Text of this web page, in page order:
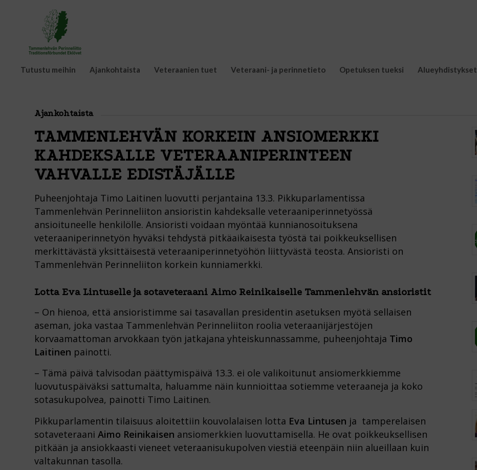
Tutustu meihin Ajankohtaista Veteraanien tuet Veteraani- ja perinnetieto Opetuksen tueksi Alueyhdistykset
Ajankohtaista
TAMMENLEHVÄN KORKEIN ANSIOMERKKI
KAHDEKSALLE VETERAANIPERINTEEN
VAHVALLE EDISTÄJÄLLE
Puheenjohtaja Timo Laitinen luovutti perjantaina 13.3. Pikkuparlamentissa
Tammenlehvän Perinneliiton ansioristin kahdeksalle veteraaniperinnetyössä
ansioituneelle henkilölle. Ansioristi voidaan myöntää kunnianosoituksena
veteraaniperinnetyön hyväksi tehdystä pitkäaikaisesta työstä tai poikkeuksellisen
merkittävästä yksittäisestä veteraaniperinnetyöhön liittyvästä teosta. Ansioristi on
Tammenlehvän Perinneliiton korkein kunniamerkki.
Lotta Eva Lintuselle ja sotaveteraani Aimo Reinikaiselle Tammenlehvän ansioristit
– On hienoa, että ansioristimme sai tasavallan presidentin asetuksen myötä sellaisen
aseman, joka vastaa Tammenlehvän Perinneliiton roolia veteraanijärjestöjen
korvaamattoman arvokkaan työn jatkajana yhteiskunnassamme, puheenjohtaja Timo
Laitinen painotti.
– Tämä päivä talvisodan päättymispäivä 13.3. ei ole valikoitunut ansiomerkkiemme
luovutuspäiväksi sattumalta, haluamme näin kunnioittaa sotiemme veteraaneja ja koko
sotasukupolvea, painotti Timo Laitinen.
Pikkuparlamentin tilaisuus aloitettiin kouvolalaisen lotta Eva Lintusen ja tamperelaisen
sotaveteraani Aimo Reinikaisen ansiomerkkien luovuttamisella. He ovat poikkeuksellisen
pitkään ja ansiokkaasti vieneet veteraanisukupolven viestiä eteenpäin niin alueillaan kuin
valtakunnan tasolla.